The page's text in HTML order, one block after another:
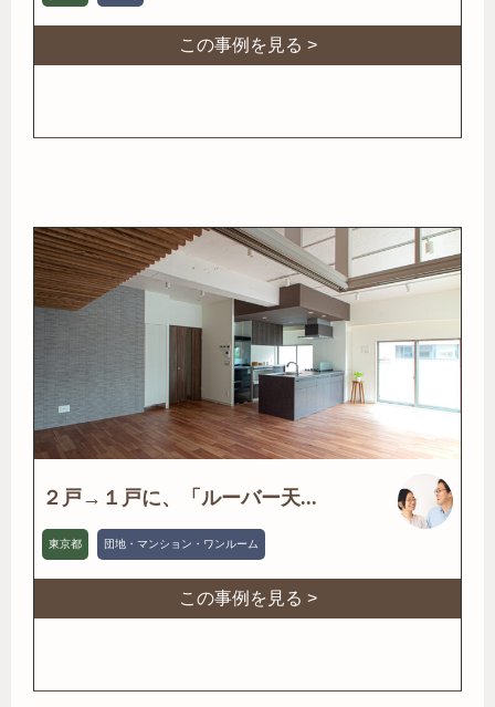
この事例を見る >
２戸→１戸に、「ルーバー天...
東京都 団地・マンション・ワンルーム
この事例を見る >